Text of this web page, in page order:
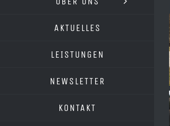
AKTUELLES
LEISTUNGEN
NEWSLETTER
KONTAKT